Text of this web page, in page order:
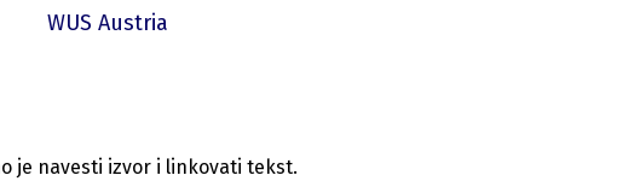
WUS Austria
je navesti izvor i linkovati tekst.